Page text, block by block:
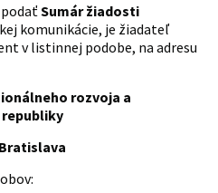
Sumár žiadosti
komunikácie, je žiadateľ
v listinnej podobe, na adresu
rozvoja a